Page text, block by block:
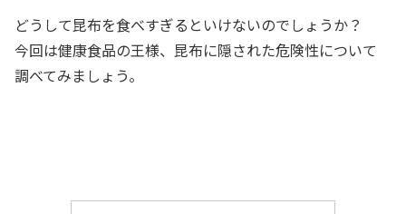
どうして昆布を食べすぎるといけないのでしょうか？
今回は健康食品の王様、昆布に隠された危険性について
調べてみましょう。